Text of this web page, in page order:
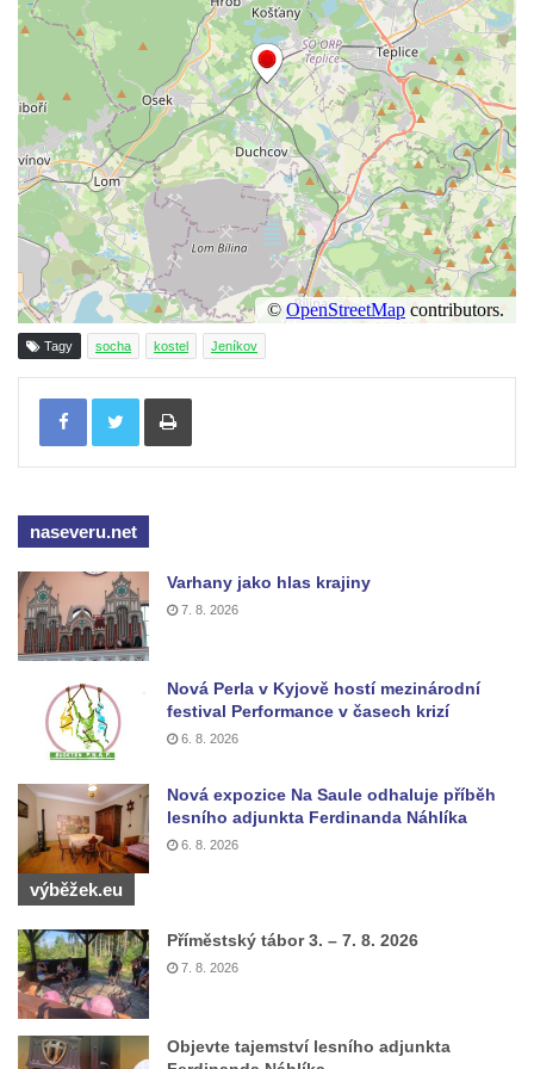
Fischera na domě čp. 5/16 na třídě 9.
května v Rumburku
Pamětní deska Johanna Neumanna
severně od Tokáně
Obrázek svatého Huberta na buku svatého
Huberta
Obrázek svatého Jakuba na skále u cesty
východně od Srbské Kamenice
Busta Jana Amose Komenského na domě
čp. 37 v Račicích
Socha ležícího koně v Sadech
Socha Medvídě v Tierpark Chemnitz
Sochy Ležící žena v Tierpark Chemnitz
Socha Skupina jeřábů v Tierpark Chemnitz
Socha Panter v ZOO Leipzig
Socha Dívka s mušlí v ZOO Leipzig
Socha Tygr v ZOO Leipzig
Socha Atlet v ZOO Leipzig
Socha Marabu v ZOO Leipzig
Busta Karla Maxe Schneidera v ZOO
Leipzig
Socha Iásón v ZOO Leipzig
Socha Mladý slon v ZOO Leipzig
Socha Býk v ZOO Dresden
Socha Uprchlý otrok bojuje s divokým psem
v ZOO Dresden
Socha krokodýla v ZOO Dresden
Socha slona v ZOO Dresden
Tagy socha kostel Jeníkov
Tisknout
naseveru.net
Varhany jako hlas krajiny
7. 8. 2026
Nová Perla v Kyjově hostí mezinárodní
festival Performance v časech krizí
6. 8. 2026
Nová expozice Na Saule odhaluje příběh
lesního adjunkta Ferdinanda Náhlíka
6. 8. 2026
výběžek.eu
Příměstský tábor 3. – 7. 8. 2026
7. 8. 2026
Objevte tajemství lesního adjunkta